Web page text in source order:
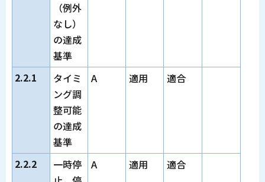
（例外
なし）
の達成
基準
2.2.1
タイミ
ング調
整可能
の達成
基準
A 適用 適合
2.2.2
一時停
A 適用 適合